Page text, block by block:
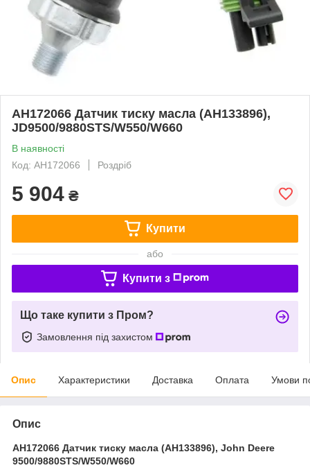
AH172066 Датчик тиску масла (AH133896),
JD9500/9880STS/W550/W660
В наявності
Код: AH172066
Роздріб
5 904 ₴
Купити
або
Купити з
Що таке купити з Пром?
Замовлення під захистом
Опис Характеристики Доставка Оплата Умови
Опис
AH172066 Датчик тиску масла (AH133896), John Deere
9500/9880STS/W550/W660